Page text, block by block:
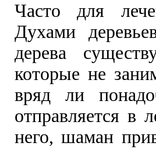
Часто для
Духами
дерева
которые не
вряд ли
отправляется в
него, шаман